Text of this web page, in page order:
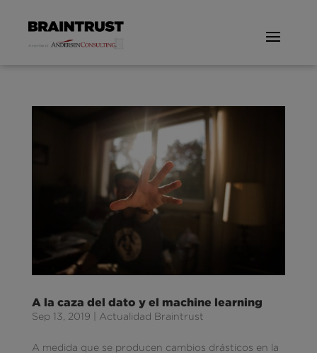
A la caza del dato y el machine learning
Sep 13, 2019 Actualidad Braintrust
A medida que se producen cambios drásticos en la